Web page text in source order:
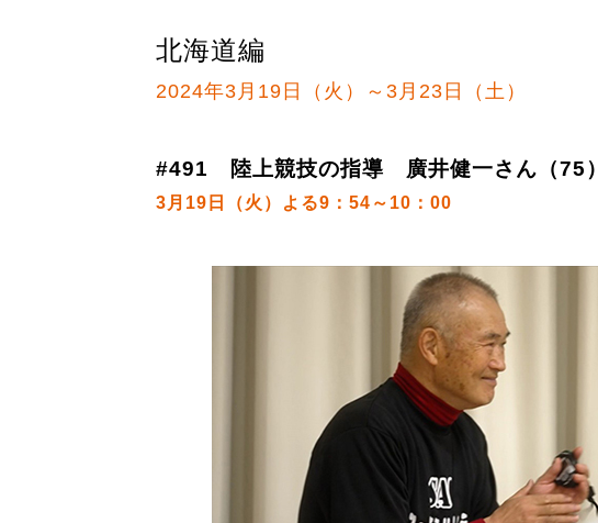
北海道編
2024年3月19日（火）～3月23日（土）
#491 陸上競技の指導 廣井健一さん（75）
3月19日（火）よる9：54～10：00